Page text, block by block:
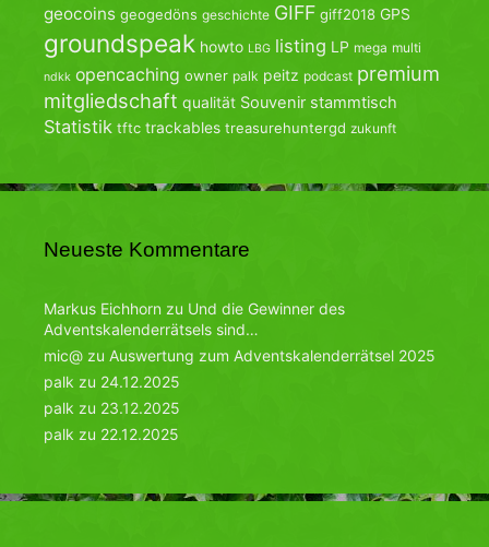
geocoins geogedöns geschichte GIFF giff2018 GPS
groundspeak howto LBG listing LP mega multi
ndkk opencaching owner palk peitz podcast premium
mitgliedschaft qualität Souvenir stammtisch
Statistik tftc trackables treasurehuntergd zukunft
Neueste Kommentare
Markus Eichhorn zu Und die Gewinner des
Adventskalenderrätsels sind…
mic@ zu Auswertung zum Adventskalenderrätsel 2025
palk zu 24.12.2025
palk zu 23.12.2025
palk zu 22.12.2025